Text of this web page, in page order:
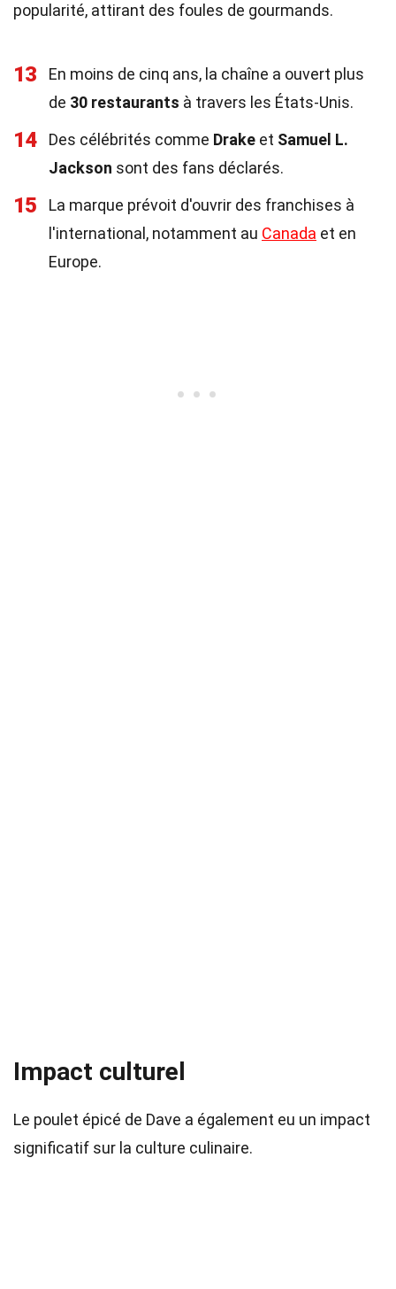
popularité, attirant des foules de gourmands.
13
En moins de cinq ans, la chaîne a ouvert plus
de 30 restaurants à travers les États-Unis.
14 Des célébrités comme Drake et Samuel L.
Jackson sont des fans déclarés.
15
La marque prévoit d'ouvrir des franchises à
l'international, notamment au Canada et en
Europe.
Impact culturel
Le poulet épicé de Dave a également eu un impact
significatif sur la culture culinaire.